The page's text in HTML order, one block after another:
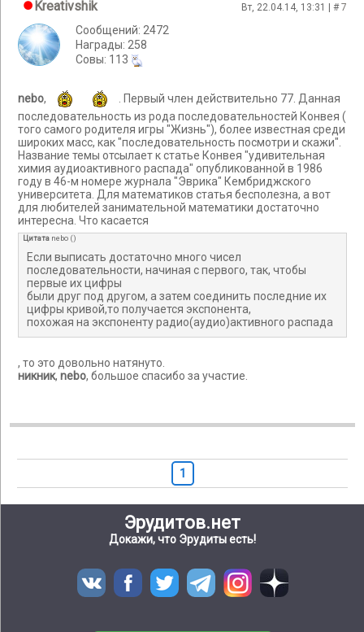
Kreativshik Вт, 22.04.14, 13:31 | #7
Сообщений: 2472
Награды: 258
Cовы: 113
nebo,
. Первый член действительно 77. Данная
последовательность из рода последовательностей Конвея (
того самого родителя игры "Жизнь"), более известная среди
широких масс, как "последовательность посмотри и скажи".
Название темы отсылает к статье Конвея "удивительная
химия аудиоактивного распада" опубликованной в 1986
году в 46-м номере журнала "Эврика" Кембриджского
университета. Для математиков статья бесполезна, а вот
для любителей занимательной математики достаточно
интересна. Что касается
Цитата nebo ()
Если выписать достаточно много чисел
последовательности, начиная с первого, так, чтобы
первые их цифры
были друг под другом, а затем соединить последние их
цифры кривой,то получается экспонента,
похожая на экспоненту радио(аудио)активного распада
, то это довольно натянуто.
никник, nebo, большое спасибо за участие.
1
Эрудитов.нет
Докажи, что Эрудиты есть!